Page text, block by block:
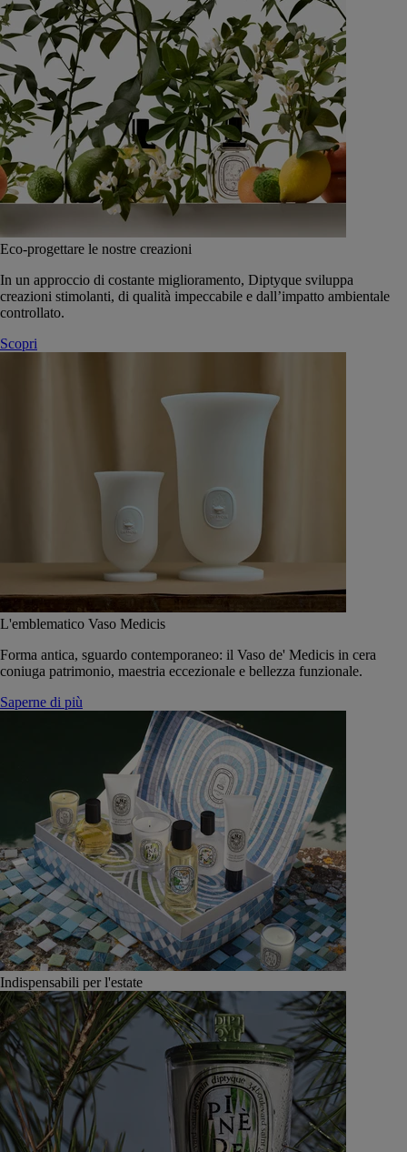
Eco-progettare le nostre creazioni
In un approccio di costante miglioramento, Diptyque sviluppa
creazioni stimolanti, di qualità impeccabile e dall’impatto ambientale
controllato.
Scopri
L'emblematico Vaso Medicis
Forma antica, sguardo contemporaneo: il Vaso de' Medicis in cera
coniuga patrimonio, maestria eccezionale e bellezza funzionale.
Saperne di più
Indispensabili per l'estate